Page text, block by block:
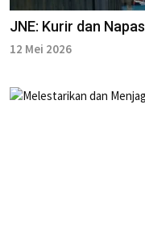
JNE: Kurir dan
12 Mei 2026